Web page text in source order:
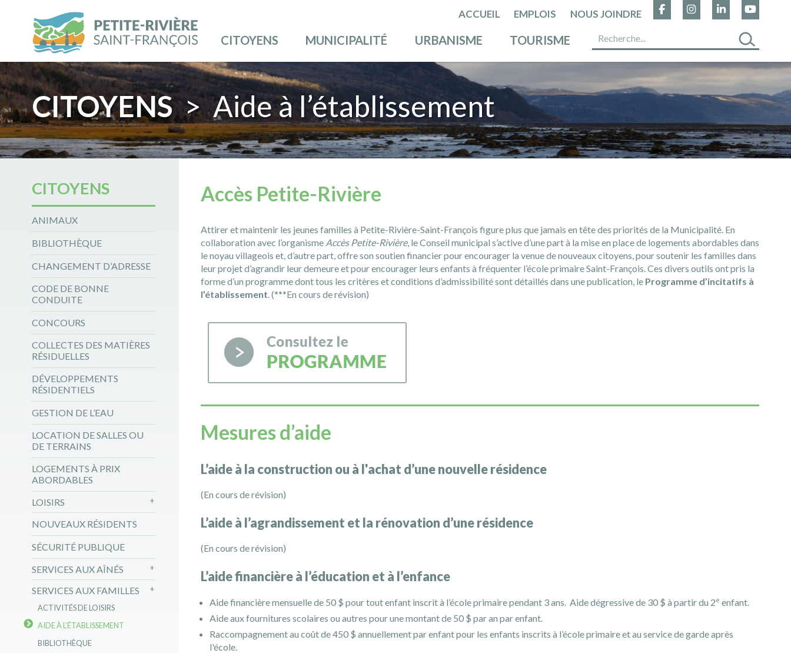
ACCUEIL EMPLOIS NOUS JOINDRE
CITOYENS MUNICIPALITÉ URBANISME TOURISME
CITOYENS> Aide à l’établissement
CITOYENS
ANIMAUX
BIBLIOTHÈQUE
CHANGEMENT D’ADRESSE
CODE DE BONNE
CONDUITE
CONCOURS
COLLECTES DES MATIÈRES
RÉSIDUELLES
DÉVELOPPEMENTS
RÉSIDENTIELS
GESTION DE L’EAU
LOCATION DE SALLES OU
DE TERRAINS
LOGEMENTS À PRIX
ABORDABLES
LOISIRS
NOUVEAUX RÉSIDENTS
SÉCURITÉ PUBLIQUE
SERVICES AUX AÎNÉS
SERVICES AUX FAMILLES
ACTIVITÉS DE LOISIRS
AIDE À L’ÉTABLISSEMENT
BIBLIOTHÈQUE
Accès Petite-Rivière
Attirer et maintenir les jeunes familles à Petite-Rivière-Saint-François figure plus que jamais en tête des priorités de la Municipalité. En
collaboration avec l’organisme Accès Petite-Rivière, le Conseil municipal s’active d’une part à la mise en place de logements abordables dans
le noyau villageois et, d’autre part, offre son soutien financier pour encourager la venue de nouveaux citoyens, pour soutenir les familles dans
leur projet d’agrandir leur demeure et pour encourager leurs enfants à fréquenter l’école primaire Saint-François. Ces divers outils ont pris la
forme d’un programme dont tous les critères et conditions d’admissibilité sont détaillés dans une publication, le Programme d’incitatifs à
l’établissement. (***En cours de révision)
Mesures d’aide
L’aide à la construction ou à l'achat d’une nouvelle résidence
(En cours de révision)
L’aide à l’agrandissement et la rénovation d’une résidence
(En cours de révision)
L’aide financière à l’éducation et à l’enfance
Aide financière mensuelle de 50 $ pour tout enfant inscrit à l’école primaire pendant 3 ans. Aide dégressive de 30 $ à partir du 2e enfant.
Aide aux fournitures scolaires ou autres pour une montant de 50 $ par an par enfant.
Raccompagnement au coût de 450 $ annuellement par enfant pour les enfants inscrits à l’école primaire et au service de garde après
l'école.